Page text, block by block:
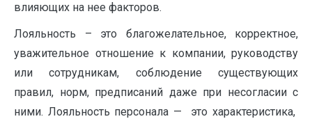
влияющих на нее факторов.
Лояльность – это благожелательное, корректное,
уважительное отношение к компании, руководству
или сотрудникам, соблюдение существующих
правил, норм, предписаний даже при несогласии с
ними. Лояльность персонала — это характеристика,